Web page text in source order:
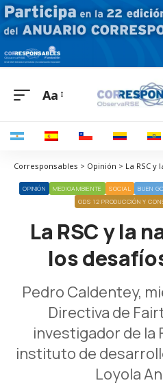
Aa
OPINIÓN MEDIOAMBIENTE SOCIAL BUEN
ODS 12 PRODUCCIÓN Y
La RSC y la
los
Pedro Caldentey,
Directiva de
investigador de la
instituto de
Loyola